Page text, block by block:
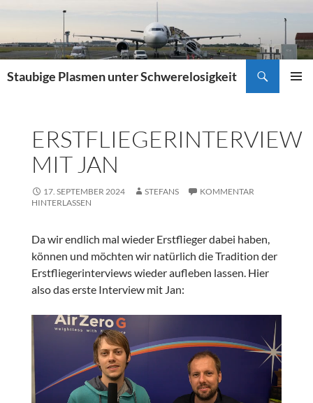
springen
Staubige Plasmen unter Schwerelosigkeit
ERSTFLIEGERINTERVIEW
MIT JAN
17. SEPTEMBER 2024 STEFANS
KOMMENTAR
HINTERLASSEN
Da wir endlich mal wieder Erstflieger dabei haben,
können und möchten wir natürlich die Tradition der
Erstfliegerinterviews wieder aufleben lassen. Hier
also das erste Interview mit Jan: